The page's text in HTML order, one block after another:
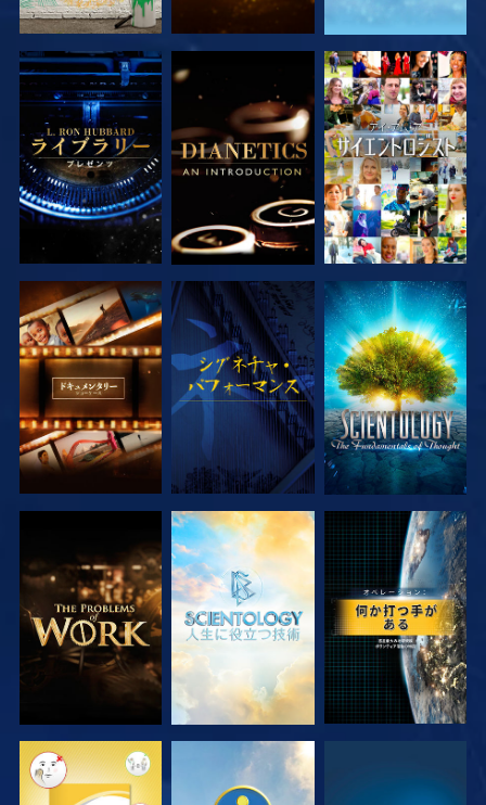
シリーズを探求 シリーズを探求 観る
シリーズを探求 観る シリーズを探求
シリーズを探求 シリーズを探求 観る